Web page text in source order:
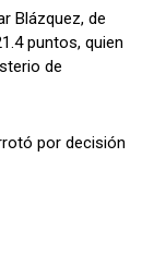
Blázquez, de
puntos, quien
de
por decisión